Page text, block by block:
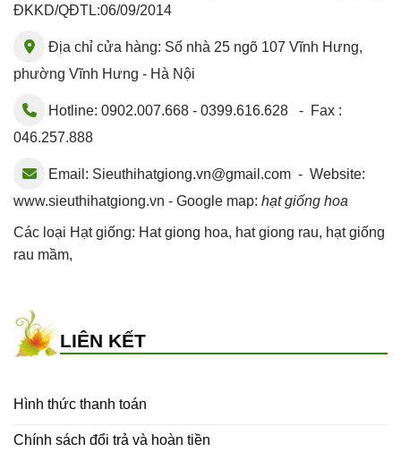
ĐKKD/QĐTL:06/09/2014
Địa chỉ cửa hàng: Số nhà 25 ngõ 107 Vĩnh Hưng,
phường Vĩnh Hưng - Hà Nội
Hotline: 0902.007.668 - 0399.616.628 - Fax :
046.257.888
Email: Sieuthihatgiong.vn@gmail.com - Website:
www.sieuthihatgiong.vn - Google map: hạt giống hoa
Các loại Hạt giống: Hat giong hoa, hat giong rau, hạt giống
rau mầm,
LIÊN KẾT
Hình thức thanh toán
Chính sách đổi trả và hoàn tiền